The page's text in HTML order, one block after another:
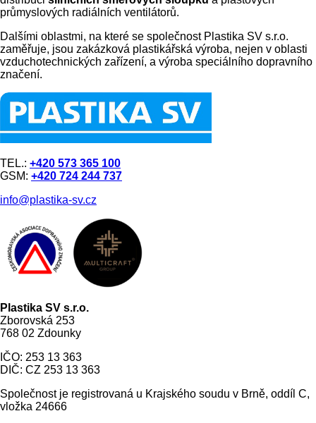
průmyslových radiálních ventilátorů.
Dalšími oblastmi, na které se společnost Plastika SV s.r.o.
zaměřuje, jsou zakázková plastikářská výroba, nejen v oblasti
vzduchotechnických zařízení, a výroba speciálního dopravního
značení.
TEL.: +420 573 365 100
GSM: +420 724 244 737
info@plastika-sv.cz
Plastika SV s.r.o.
Zborovská 253
768 02 Zdounky
IČO: 253 13 363
DIČ: CZ 253 13 363
Společnost je registrovaná u Krajského soudu v Brně, oddíl C,
vložka 24666